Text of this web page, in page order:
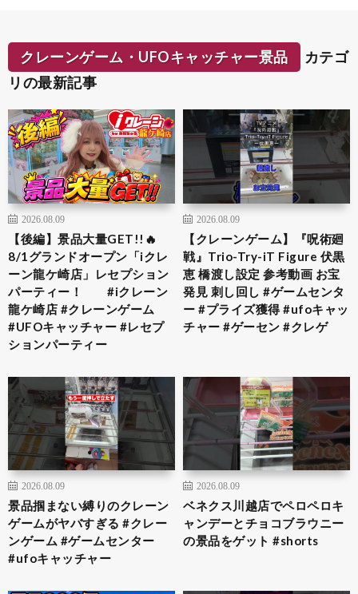
クレーンゲーム・UFOキャッチャー景品
カテゴ
リの最新記事
2026.08.09
【後編】景品大量GET!!🔥
8/1グランドオープン「iクレ
ーン龍ケ崎店」レセプション
パーティー！ #iクレーン
龍ケ崎店 #クレーンゲーム
#UFOキャッチャー #レセプ
ションパーティー
2026.08.09
【クレーンゲーム】『呪術廻
戦』Trio-Try-iT Figure 伏黒
恵 橋渡し設定 参考動画 お宝
発見 刺し回し #ゲームセンタ
ー #プライズ獲得 #ufoキャッ
チャー #ゲーセン #クレゲ
2026.08.09
景品掴まない縛りのクレーン
ゲームがヤバすぎる #クレー
ンゲーム #ゲームセンター
#ufoキャッチャー
2026.08.09
ベネクス川越店でペロペロキ
ャンデーとチョコブラウニー
の景品をゲット #shorts